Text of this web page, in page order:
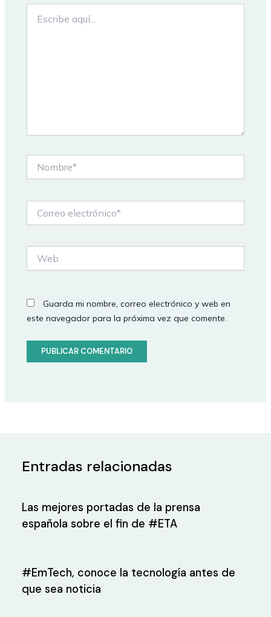
aquí...
electrónico*
Guarda mi nombre, correo electrónico y web en
este navegador para la próxima vez que comente.
Entradas relacionadas
Las mejores portadas de la prensa
española sobre el fin de #ETA
#EmTech, conoce la tecnología antes de
que sea noticia